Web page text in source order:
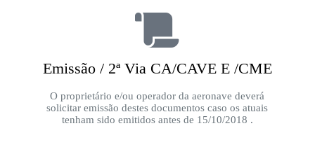
Emissão / 2ª Via CA/CAVE E /CME
O proprietário e/ou operador da aeronave deverá
solicitar emissão destes documentos caso os atuais
tenham sido emitidos antes de 15/10/2018 .